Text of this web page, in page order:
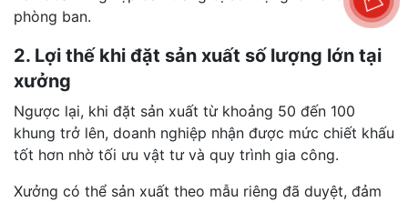
phòng ban.
2. Lợi thế khi đặt sản xuất số lượng lớn tại
xưởng
Ngược lại, khi đặt sản xuất từ khoảng 50 đến 100
khung trở lên, doanh nghiệp nhận được mức chiết khấu
tốt hơn nhờ tối ưu vật tư và quy trình gia công.
Xưởng có thể sản xuất theo mẫu riêng đã duyệt, đảm